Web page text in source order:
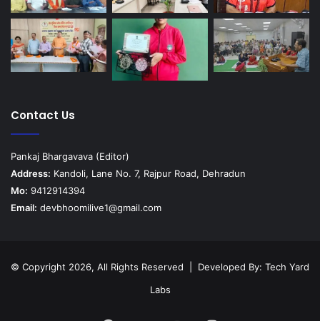
Contact Us
Pankaj Bhargavava (Editor)
Address: Kandoli, Lane No. 7, Rajpur Road, Dehradun
Mo: 9412914394
Email: devbhoomilive1@gmail.com
© Copyright 2026, All Rights Reserved | Developed By: Tech Yard
Labs